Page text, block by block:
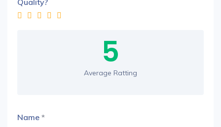
Quality?
5
Average Ratting
Name *